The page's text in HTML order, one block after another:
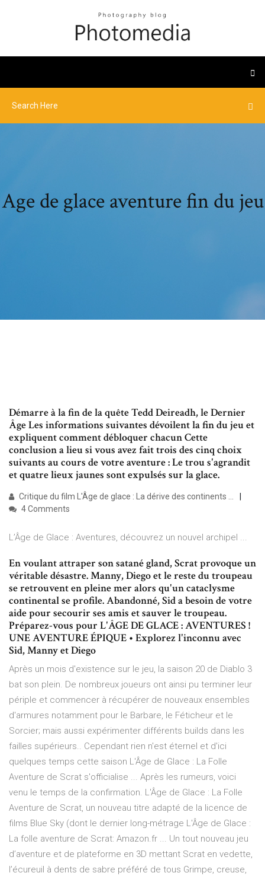
Age de glace aventure fin du jeu
Démarre à la fin de la quête Tedd Deireadh, le Dernier
Âge Les informations suivantes dévoilent la fin du jeu et
expliquent comment débloquer chacun Cette
conclusion a lieu si vous avez fait trois des cinq choix
suivants au cours de votre aventure : Le trou s'agrandit
et quatre lieux jaunes sont expulsés sur la glace.
Critique du film L'Âge de glace : La dérive des continents ...
4 Comments
L’Âge de Glace : Aventures, découvrez un nouvel archipel ...
En voulant attraper son satané gland, Scrat provoque un
véritable désastre. Manny, Diego et le reste du troupeau
se retrouvent en pleine mer alors qu'un cataclysme
continental se profile. Abandonné, Sid a besoin de votre
aide pour secourir ses amis et sauver le troupeau.
Préparez-vous pour L'ÂGE DE GLACE : AVENTURES !
UNE AVENTURE ÉPIQUE • Explorez l'inconnu avec
Sid, Manny et Diego
Après un mois d'existence sur le jeu, la saison 20 de Diablo 3
bat son plein. De nombreux joueurs ont ainsi pu terminer leur
périple et commencer à récupérer de nouveaux ensembles
d'armures notamment pour le Barbare, le Féticheur et le
Sorcier; mais aussi expérimenter différents builds dans les
failles supérieurs.. Cependant rien n'est éternel et d'ici
quelques temps cette saison L'Âge de Glace : La Folle
Aventure de Scrat s'officialise ... Après les rumeurs, voici
venu le temps de la confirmation. L'Âge de Glace : La Folle
Aventure de Scrat, un nouveau titre adapté de la licence de
films Blue Sky (dont le dernier long-métrage L'Âge de Glace :
La folle aventure de Scrat: Amazon.fr ... Un tout nouveau jeu
d’aventure et de plateforme en 3D mettant Scrat en vedette,
l’écureuil à dents de sabre préféré de tous Grimpe, creuse,